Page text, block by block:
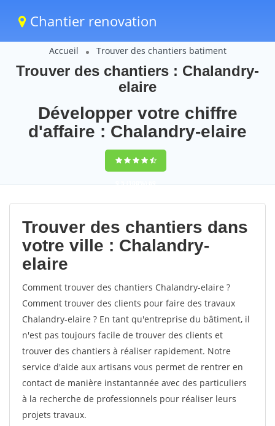
Chantier renovation
Accueil Trouver des chantiers batiment
Trouver des chantiers : Chalandry-
elaire
Développer votre chiffre
d'affaire : Chalandry-elaire
9,5(100%)69
votes
Trouver des chantiers dans
votre ville : Chalandry-
elaire
Comment trouver des chantiers Chalandry-elaire ?
Comment trouver des clients pour faire des travaux
Chalandry-elaire ? En tant qu'entreprise du bâtiment, il
n'est pas toujours facile de trouver des clients et
trouver des chantiers à réaliser rapidement. Notre
service d'aide aux artisans vous permet de rentrer en
contact de manière instantannée avec des particuliers
à la recherche de professionnels pour réaliser leurs
projets travaux.